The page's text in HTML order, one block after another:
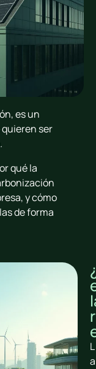
es un
ser
qué la
y cómo
de forma
L
a